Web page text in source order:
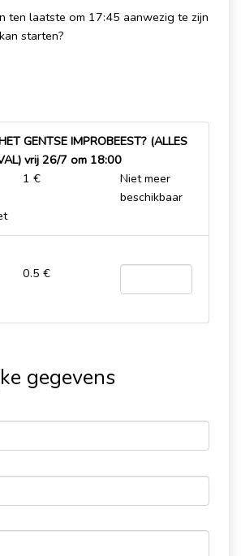
ten laatste om 17:45 aanwezig te zijn
starten?
GENTSE IMPROBEEST? (ALLES
vrij 26/7 om 18:00
1 €
Niet meer
beschikbaar
0.5 €
gegevens